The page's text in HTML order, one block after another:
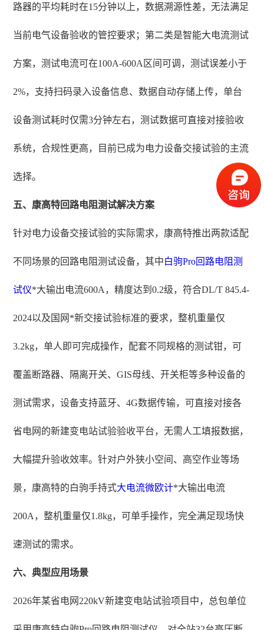
路器的平均耗时在15分钟以上，数据溯源性差，无法满足
当前电气设备验收的管控要求；第二类是智能大电流测试
方案，测试电流可在100A-600A区间可调，测试误差小于
2%，支持扫码录入设备信息、数据自动存储上传，单台
设备测试耗时仅需3分钟左右，测试数据可直接对接验收
系统，合规性更高，目前已成为电力设备交接试验的主流
选择。
五、康高特回路电阻测试解决方案
针对电力设备交接试验的实际需求，康高特推出两款适配
不同场景的回路电阻测试设备，其中白驹Pro回路电阻测
试仪*大输出电流600A，精度达到0.2级，符合DL/T 845.4-
2024以及国网*新交接试验标准的要求，整机重量仅
3.2kg，单人即可完成操作，配套不同规格的测试钳，可
覆盖断路器、隔离开关、GIS母线、开关柜等多种设备的
测试需求，设备支持蓝牙、4G数据传输，可直接对接各
省电网的新建变电站试验验收平台，无需人工填报数据，
大幅提升验收效率。针对户外狭小空间、高空作业等场
景，康高特的白驹手持式大电流微欧计*大输出电流
200A，整机重量仅1.8kg，可单手操作，完全满足现场快
速测试的需求。
六、典型应用场景
2026年某省电网220kV新建变电站试验项目中，总包单位